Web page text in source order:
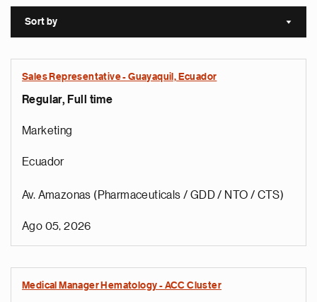
Sort by Sort
Sales Representative - Guayaquil, Ecuador
Regular, Full time
Marketing
Ecuador
Av. Amazonas (Pharmaceuticals / GDD / NTO / CTS)
Ago 05, 2026
Medical Manager Hematology - ACC Cluster